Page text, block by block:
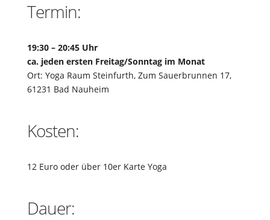
Termin:
19:30 – 20:45 Uhr
ca. jeden ersten Freitag/Sonntag im Monat
Ort: Yoga Raum Steinfurth, Zum Sauerbrunnen 17,
61231 Bad Nauheim
Kosten:
12 Euro oder über 10er Karte Yoga
Dauer: